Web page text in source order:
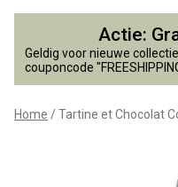
Tartine
et
Chocolat
Collants
Actie:
Geldig voor nieuwe
couponcode
Home Tartine et Chocolat